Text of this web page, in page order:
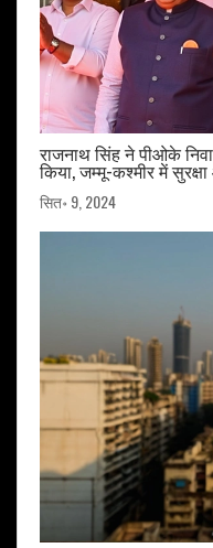
राजनाथ सिंह ने पीओके
किया, जम्मू-कश्मीर में
सित॰ 9, 2024